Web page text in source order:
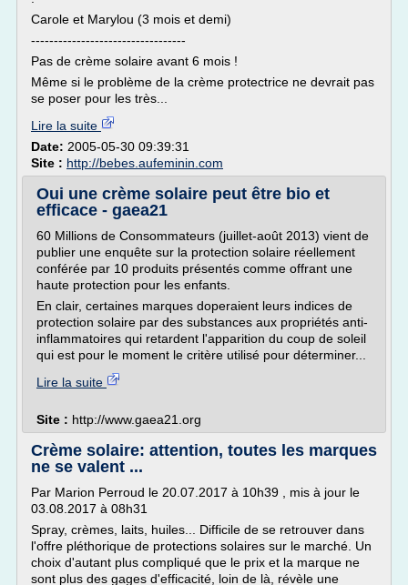
Carole et Marylou (3 mois et demi)
----------------------------------
Pas de crème solaire avant 6 mois !
Même si le problème de la crème protectrice ne devrait pas
se poser pour les très...
Lire la suite
Date: 2005-05-30 09:39:31
Site : http://bebes.aufeminin.com
Oui une crème solaire peut être bio et
efficace - gaea21
60 Millions de Consommateurs (juillet-août 2013) vient de
publier une enquête sur la protection solaire réellement
conférée par 10 produits présentés comme offrant une
haute protection pour les enfants.
En clair, certaines marques doperaient leurs indices de
protection solaire par des substances aux propriétés anti-
inflammatoires qui retardent l'apparition du coup de soleil
qui est pour le moment le critère utilisé pour déterminer...
Lire la suite
Site : http://www.gaea21.org
Crème solaire: attention, toutes les marques
ne se valent ...
Par Marion Perroud le 20.07.2017 à 10h39 , mis à jour le
03.08.2017 à 08h31
Spray, crèmes, laits, huiles... Difficile de se retrouver dans
l'offre pléthorique de protections solaires sur le marché. Un
choix d'autant plus compliqué que le prix et la marque ne
sont plus des gages d'efficacité, loin de là, révèle une